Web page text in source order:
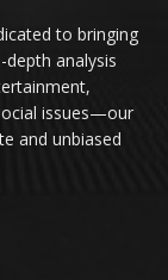
to bringing
analysis
issues—our
and unbiased